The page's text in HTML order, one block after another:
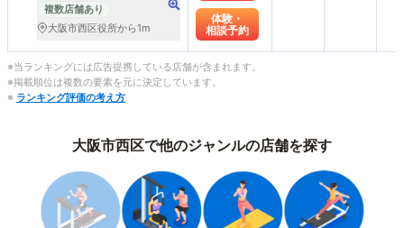
ング フィットネス）
複数店舗あり
大阪市西区役所から1m
体験・
相談予約
※当ランキングには広告提携している店舗が含まれます。
※掲載順位は複数の要素を元に決定しています。
※ ランキング評価の考え方
大阪市西区で他のジャンルの店舗を探す